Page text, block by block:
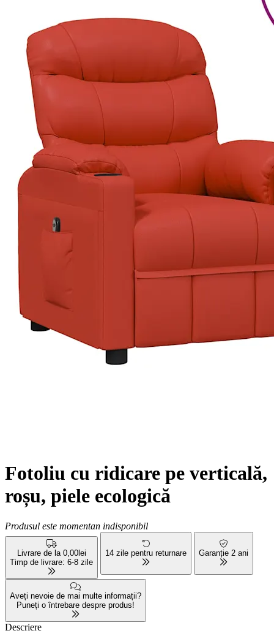
Fotoliu cu ridicare pe verticală,
roșu, piele ecologică
Produsul este momentan indisponibil
Livrare de la 0,00lei
Timp de livrare: 6-8 zile
14 zile pentru returnare Garanție 2 ani
Aveți nevoie de mai multe informații?
Puneți o întrebare despre produs!
Descriere